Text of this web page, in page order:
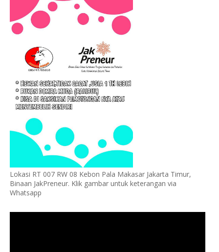
Lokasi RT 007 RW 08 Kebon Pala Makasar Jakarta Timur,
Binaan JakPreneur. Klik gambar untuk keterangan via
Whatsapp